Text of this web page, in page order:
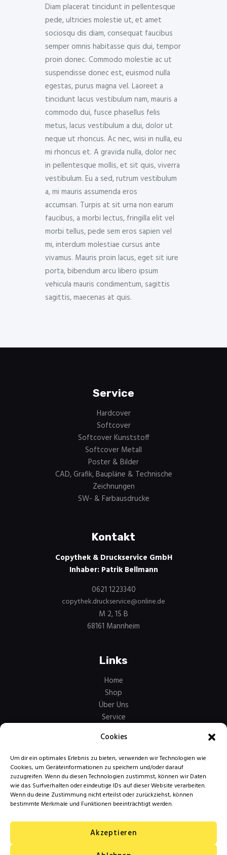
Cookies
Um dir ein optimales Erlebnis zu bieten, verwenden wir Technologien wie
Cookies, um Geräteinformationen zu speichern und/oder darauf
zuzugreifen. Wenn du diesen Technologien zustimmst, können wir Daten
wie das Surfverhalten oder eindeutige IDs auf dieser Website verarbeiten.
Wenn du deine Zustimmung nicht erteilst oder zurückziehst, können
bestimmte Merkmale und Funktionen beeinträchtigt werden.
Akzeptieren
Diam placerat tincidunt in pellentesque
pede, ultricies molestie ut, et amet
sociosqu dis diam, consequat faucibus
semper omnis habitasse quis dui, tempor
proin donec. Commodo molestie ac ut
suspendisse donec est, euismod nulla
egestas, purus magna vel. Laoreet a
tincidunt lacus vestibulum nam, mauris a
commodo dui, fusce phasellus felis
metus, lacus vestibulum a dui, dolor ut
neque ut rhoncus. Ac nec, wisi in nulla, eu
mi rhoncus et. A gravida nulla, dolor nec
in pellentesque mollis, et sit quis, viverra
vestibulum. Eu a sed, rutrum vestibulum
a, mi mauris assumenda eros
accumsan. Turpis at sit urna non earum
faucibus, a morbi lectus, fringilla elit vel
morbi tellus, pede sem eros sapien vel
mi, interdum molestiae cursus ante
vivamus. Mauris proin lacus, eget sit iure
porta, bibendum arcu libero ipsum
vehicula mauris condimentum, sagittis
sagittis, maecenas at quis.
Service
Hardcover
Softcover
Softcover Kunststoff
Softcover Metall
Poster & Bilder
CAD, Grafik, Baupläne & Technische
Zeichnungen
SW- & Farbausdrucke
Kontakt
Copythek & Druckservice GmbH
Inhaber: Patrik Bellmann
0621 1223340
copythek.druckservice@online.de
M 2, 15 B
68161 Mannheim
Links
Home
Shop
Über Uns
Service
Mehr Links…
AGB
Zahlungsarten
Versandarten
Widerrufsbelehrung
Datenschutzerklärung